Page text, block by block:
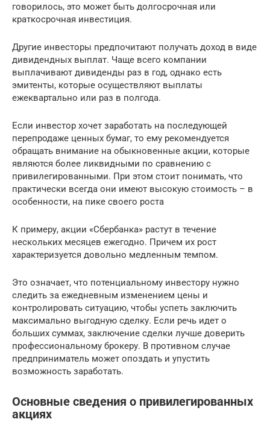
говорилось, это может быть долгосрочная или
краткосрочная инвестиция.
Другие инвесторы предпочитают получать доход в виде
дивидендных выплат. Чаще всего компании
выплачивают дивиденды раз в год, однако есть
эмитенты, которые осуществляют выплаты
ежеквартально или раз в полгода.
Если инвестор хочет заработать на последующей
перепродаже ценных бумаг, то ему рекомендуется
обращать внимание на обыкновенные акции, которые
являются более ликвидными по сравнению с
привилегированными. При этом стоит понимать, что
практически всегда они имеют высокую стоимость – в
особенности, на пике своего роста
К примеру, акции «Сбербанка» растут в течение
нескольких месяцев ежегодно. Причем их рост
характеризуется довольно медленным темпом.
Это означает, что потенциальному инвестору нужно
следить за ежедневным изменением цены и
контролировать ситуацию, чтобы успеть заключить
максимально выгодную сделку. Если речь идет о
больших суммах, заключение сделки лучше доверить
профессиональному брокеру. В противном случае
предприниматель может опоздать и упустить
возможность заработать.
Основные сведения о привилегированных
акциях